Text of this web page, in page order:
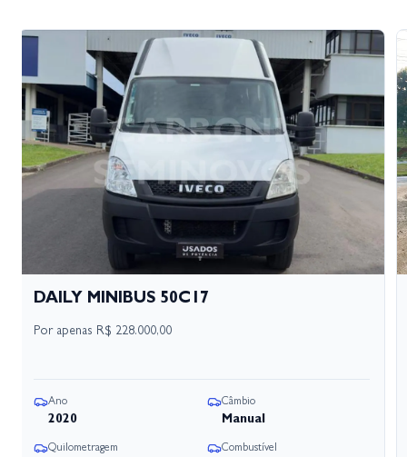
DAILY MINIBUS 50C17
Por apenas R$ 228.000,00
Ano
2020
Câmbio
Manual
Quilometragem Combustível